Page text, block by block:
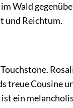
Wald
und Reichtum.
treue Cousine
ein